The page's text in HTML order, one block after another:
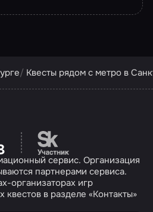
Квесты рядом с метро в
Перейти на сайт
сервис. Организация
партнерами сервиса.
организаторах игр
в разделе «Контакты»